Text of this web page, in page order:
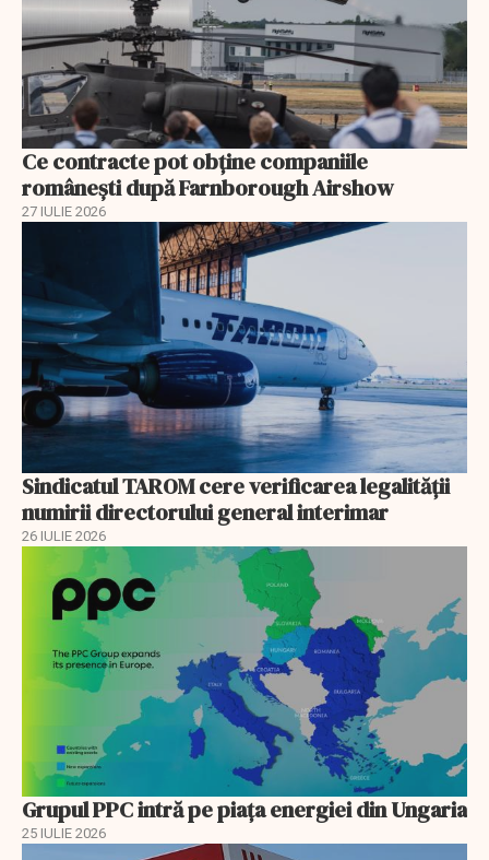
Ce contracte pot obține companiile
românești după Farnborough Airshow
27 IULIE 2026
Sindicatul TAROM cere verificarea legalității
numirii directorului general interimar
26 IULIE 2026
Grupul PPC intră pe piața energiei din Ungaria
25 IULIE 2026